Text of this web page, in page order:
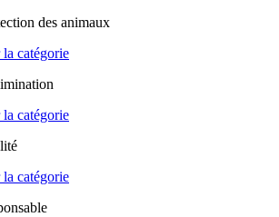
des animaux
catégorie
catégorie
catégorie